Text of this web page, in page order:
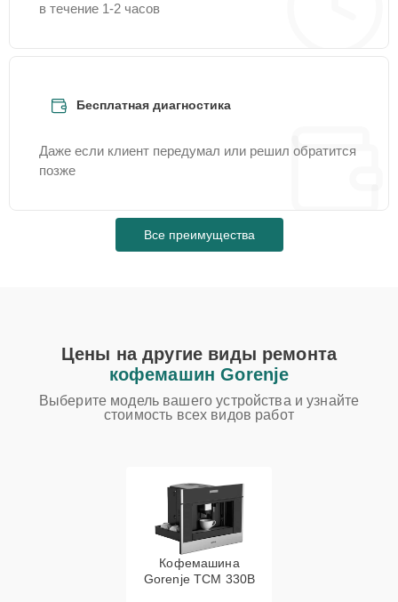
в течение 1-2 часов
Бесплатная диагностика
Даже если клиент передумал или решил обратится
позже
Все преимущества
Цены на другие виды ремонта
кофемашин Gorenje
Выберите модель вашего устройства и узнайте
стоимость всех видов работ
Кофемашина
Gorenje TCM 330B